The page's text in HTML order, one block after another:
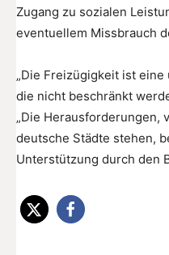
Zugang zu sozialen
eventuellem Missbrauch
„Die Freizügigkeit ist
die nicht beschränkt
„Die Herausforderungen,
deutsche Städte stehen,
Unterstützung durch den